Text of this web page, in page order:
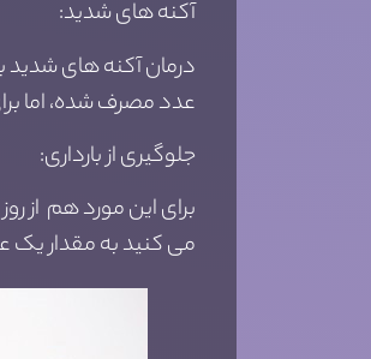
آکنه های شدید:
عدد مصرف شده، اما
جلوگیری از بارداری:
می کنید به مقدار یک